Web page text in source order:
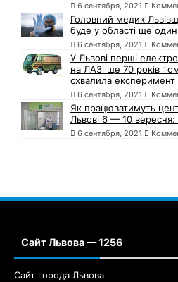
6 сентября, 2021
Головний медик
буде у області ще
6 сентября, 2021
У Львові перші
на ЛАЗі ще 70 років
схвалила експеримент
6 сентября, 2021
Як працюватимуть
Львові 6 — 10 вересня:
6 сентября, 2021
Сайт Львова — 1256
Сайт города Львова